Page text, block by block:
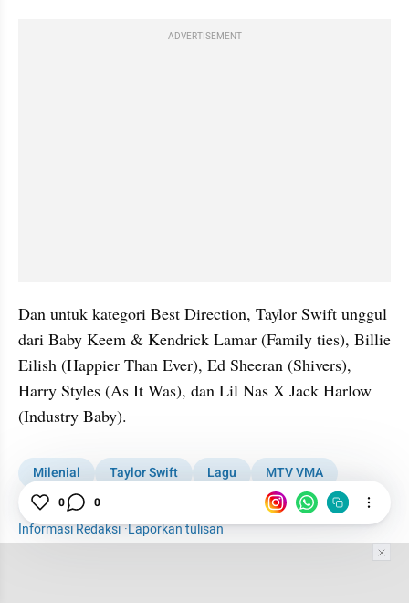
ADVERTISEMENT
Dan untuk kategori Best Direction, Taylor Swift unggul
dari Baby Keem & Kendrick Lamar (Family ties), Billie
Eilish (Happier Than Ever), Ed Sheeran (Shivers),
Harry Styles (As It Was), dan Lil Nas X Jack Harlow
(Industry Baby).
Milenial Taylor Swift Lagu
MTV VMA
Doja Cat
Informasi Redaksi·Laporkan tulisan
0 0